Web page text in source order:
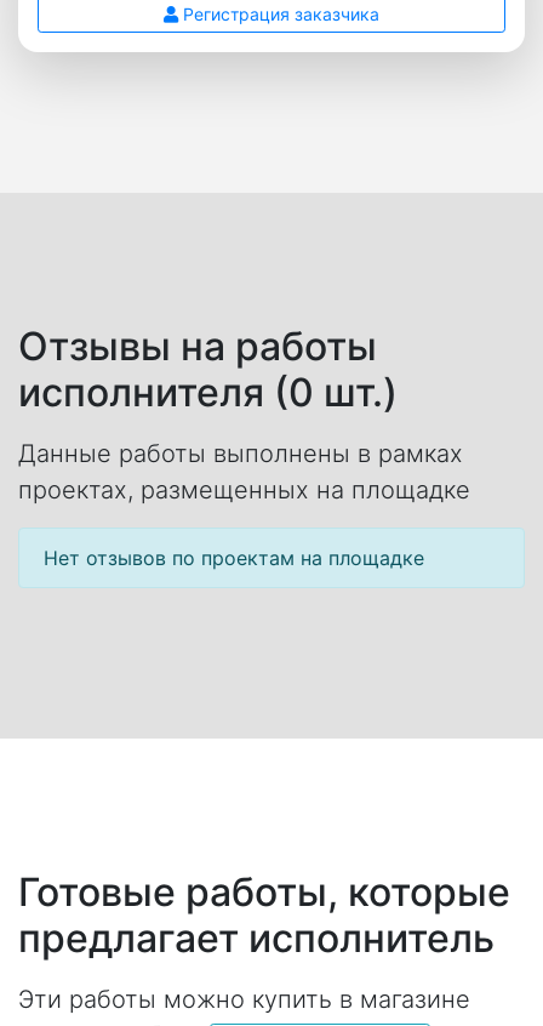
Регистрация заказчика
Отзывы на работы
исполнителя (0 шт.)
Данные работы выполнены в рамках
проектах, размещенных на площадке
Нет отзывов по проектам на площадке
Готовые работы, которые
предлагает исполнитель
Эти работы можно купить в магазине